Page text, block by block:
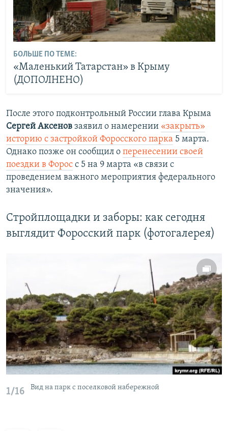
БОЛЬШЕ ПО ТЕМЕ:
«Маленький Татарстан» в Крыму
(ДОПОЛНЕНО)
После этого подконтрольный России глава Крыма
Сергей Аксенов заявил о намерении «закрыть»
историю с застройкой Форосского парка 5 марта.
Однако позже он сообщил о перенесении своей
поездки в Форос с 5 на 9 марта «в связи с
проведением важного мероприятия федерального
значения».
Стройплощадки и заборы: как сегодня
выглядит Форосский парк (фотогалерея)
1/16 Вид на парк с поселковой набережной